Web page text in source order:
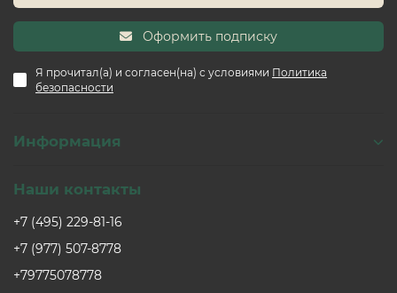
Оформить подписку
Я прочитал(а) и согласен(на) с условиями Политика
безопасности
Информация
Наши контакты
+7 (495) 229-81-16
+7 (977) 507-8778
+79775078778